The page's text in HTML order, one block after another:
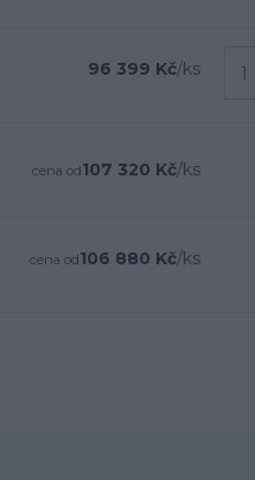
96 399 Kč/ks
cena od107 320 Kč/ks
cena od106 880 Kč/ks